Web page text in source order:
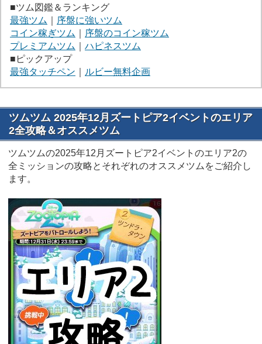
■ツム図鑑＆ランキング
最強ツム
序盤に強いツム
コイン稼ぎツム
序盤のコイン稼ツム
プレミアムツム
ハピネスツム
■ピックアップ
最強タッチペン
ルビー無料企画
ツムツム 2025年12月ズートピア2イベントのエリア
2全攻略＆オススメツム
ツムツムの2025年12月ズートピア2イベントのエリア2の
全ミッションの攻略とそれぞれのオススメツムをご紹介し
ます。